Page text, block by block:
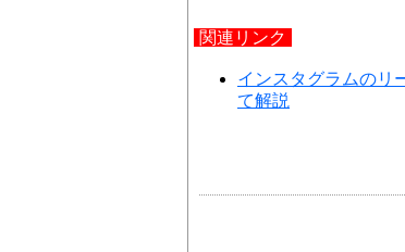
関連リンク
インスタグラムのリ
て解説